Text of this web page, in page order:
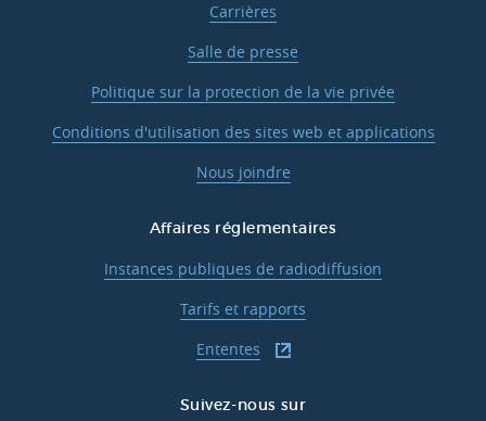
Carrières
Salle de presse
Politique sur la protection de la vie privée
Conditions d'utilisation des sites web et applications
Nous joindre
Affaires réglementaires
Instances publiques de radiodiffusion
Tarifs et rapports
Ententes
Suivez-nous sur